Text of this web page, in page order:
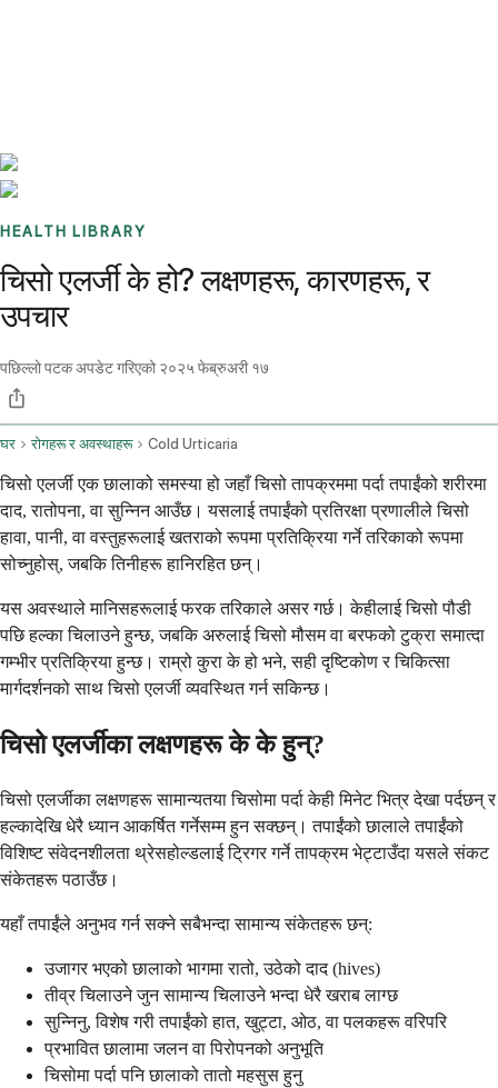
HEALTH LIBRARY
चिसो एलर्जी के हो? लक्षणहरू, कारणहरू, र
उपचार
पछिल्लो पटक अपडेट गरिएको २०२५ फेब्रुअरी १७
घर रोगहरू र अवस्थाहरू Cold Urticaria
चिसो एलर्जी एक छालाको समस्या हो जहाँ चिसो तापक्रममा पर्दा तपाईंको शरीरमा
दाद, रातोपना, वा सुन्निन आउँछ। यसलाई तपाईंको प्रतिरक्षा प्रणालीले चिसो
हावा, पानी, वा वस्तुहरूलाई खतराको रूपमा प्रतिक्रिया गर्ने तरिकाको रूपमा
सोच्नुहोस्, जबकि तिनीहरू हानिरहित छन्।
यस अवस्थाले मानिसहरूलाई फरक तरिकाले असर गर्छ। केहीलाई चिसो पौडी
पछि हल्का चिलाउने हुन्छ, जबकि अरुलाई चिसो मौसम वा बरफको टुक्रा समात्दा
गम्भीर प्रतिक्रिया हुन्छ। राम्रो कुरा के हो भने, सही दृष्टिकोण र चिकित्सा
मार्गदर्शनको साथ चिसो एलर्जी व्यवस्थित गर्न सकिन्छ।
चिसो एलर्जीका लक्षणहरू के के हुन्?
चिसो एलर्जीका लक्षणहरू सामान्यतया चिसोमा पर्दा केही मिनेट भित्र देखा पर्दछन् र
हल्कादेखि धेरै ध्यान आकर्षित गर्नेसम्म हुन सक्छन्। तपाईंको छालाले तपाईंको
विशिष्ट संवेदनशीलता थ्रेसहोल्डलाई ट्रिगर गर्ने तापक्रम भेट्टाउँदा यसले संकट
संकेतहरू पठाउँछ।
यहाँ तपाईंले अनुभव गर्न सक्ने सबैभन्दा सामान्य संकेतहरू छन्:
उजागर भएको छालाको भागमा रातो, उठेको दाद (hives)
तीव्र चिलाउने जुन सामान्य चिलाउने भन्दा धेरै खराब लाग्छ
सुन्निनु, विशेष गरी तपाईंको हात, खुट्टा, ओठ, वा पलकहरू वरिपरि
प्रभावित छालामा जलन वा पिरोपनको अनुभूति
चिसोमा पर्दा पनि छालाको तातो महसुस हुनु